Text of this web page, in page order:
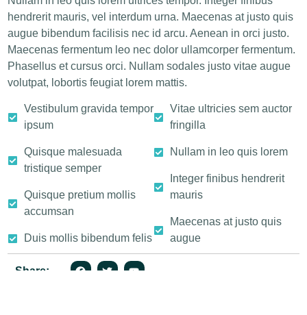
hendrerit mauris, vel interdum urna. Maecenas at justo quis
augue bibendum facilisis nec id arcu. Aenean in orci justo.
Maecenas fermentum leo nec dolor ullamcorper fermentum.
Phasellus et cursus orci. Nullam sodales justo vitae augue
volutpat, lobortis feugiat lorem mattis.
Vestibulum gravida tempor
ipsum
Quisque malesuada
tristique semper
Quisque pretium mollis
accumsan
Duis mollis bibendum felis
Vitae ultricies sem auctor
fringilla
Nullam in leo quis lorem
Integer finibus hendrerit
mauris
Maecenas at justo quis
augue
Share: